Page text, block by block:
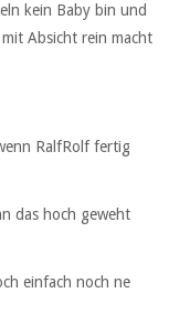
kein Baby bin und
Absicht rein macht
RalfRolf fertig
das hoch geweht
einfach noch ne